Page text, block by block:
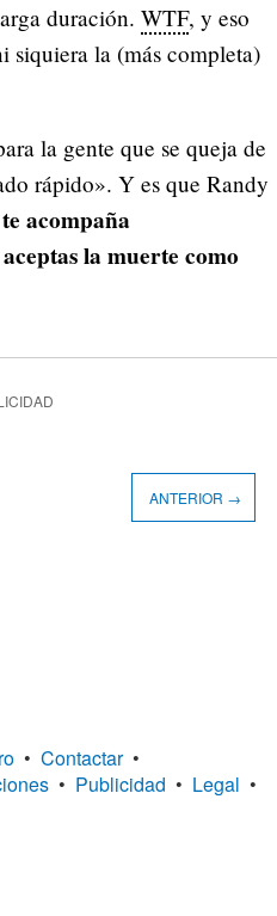
duración. WTF, y eso
siquiera la (más completa)
la gente que se queja de
rápido». Y es que Randy
te acompaña
la muerte como
ANTERIOR →
• Contactar •
• Publicidad • Legal •